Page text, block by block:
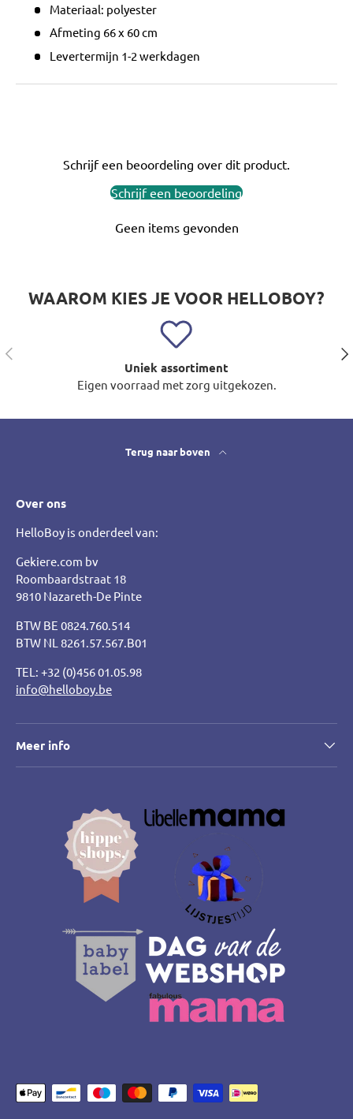
Materiaal: polyester
Afmeting 66 x 60 cm
Levertermijn 1-2 werkdagen
Schrijf een beoordeling over dit product.
Schrijf een beoordeling
Geen items gevonden
WAAROM KIES JE VOOR HELLOBOY?
Vorige
Uniek assortiment
Eigen voorraad met zorg uitgekozen.
Terug naar boven
Over ons
HelloBoy is onderdeel van:
Gekiere.com bv
Roombaardstraat 18
9810 Nazareth-De Pinte
BTW BE 0824.760.514
BTW NL 8261.57.567.B01
TEL: +32 (0)456 01.05.98
info@helloboy.be
Meer info